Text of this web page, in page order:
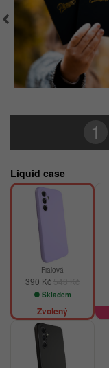
Liquid case
-29%
Fialová
390 Kč
Skladem
Zvolený